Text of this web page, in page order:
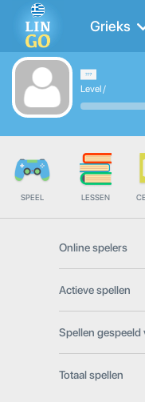
Grieks
Level/
SPEEL LESSEN
Online spelers
Actieve spellen
Spellen gespeeld
Totaal spellen